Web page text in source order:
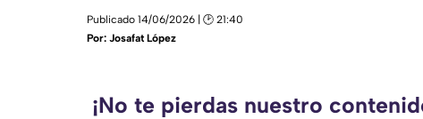
Publicado 14/06/2026 | 🕑 21:40
Por: Josafat López
¡No te pierdas nuestro